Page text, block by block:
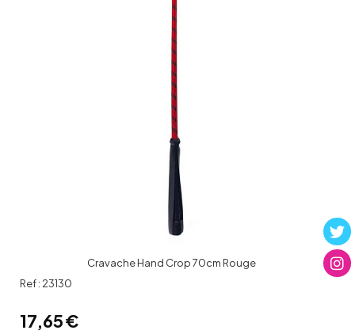
Cravache Hand Crop 70cm Rouge
Ref : 23130
17,65€